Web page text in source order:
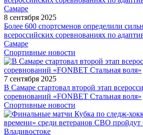
8 сентября 2025
Более 600 спортсменов определили
всероссийских соревнованиях по
Самаре
Спортивные новости
7 сентября 2025
В Самаре стартовал второй этап
соревнований «FONBET Стальная воля»
Спортивные новости